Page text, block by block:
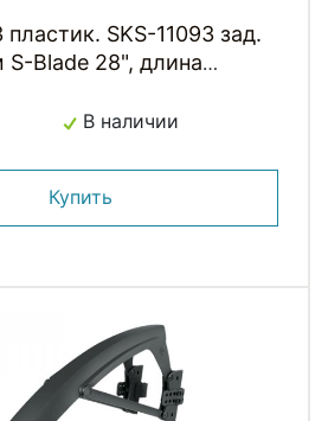
SKS-11093 зад.
Blade 28", длина
В наличии
Купить